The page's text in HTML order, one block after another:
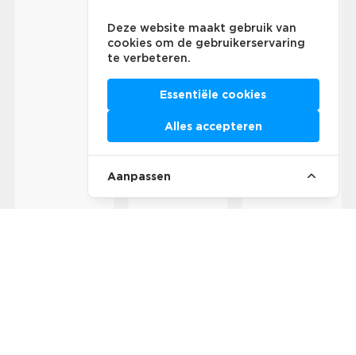
Deze website maakt gebruik van
cookies om de gebruikerservaring
te verbeteren.
Essentiële cookies
Alles accepteren
Aanpassen